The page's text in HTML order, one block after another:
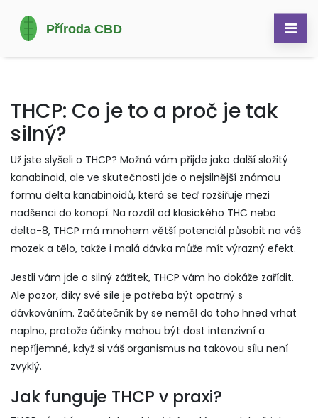
THCP: Co je to a proč je tak
silný?
Už jste slyšeli o THCP? Možná vám přijde jako další složitý
kanabinoid, ale ve skutečnosti jde o nejsilnější známou
formu delta kanabinoidů, která se teď rozšiřuje mezi
nadšenci do konopí. Na rozdíl od klasického THC nebo
delta-8, THCP má mnohem větší potenciál působit na váš
mozek a tělo, takže i malá dávka může mít výrazný efekt.
Jestli vám jde o silný zážitek, THCP vám ho dokáže zařídit.
Ale pozor, díky své síle je potřeba být opatrný s
dávkováním. Začátečník by se neměl do toho hned vrhat
naplno, protože účinky mohou být dost intenzivní a
nepříjemné, když si váš organismus na takovou sílu není
zvyklý.
Jak funguje THCP v praxi?